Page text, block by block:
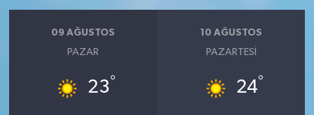
09 AĞUSTOS
PAZAR
23°
10 AĞUSTOS
PAZARTESI
24°